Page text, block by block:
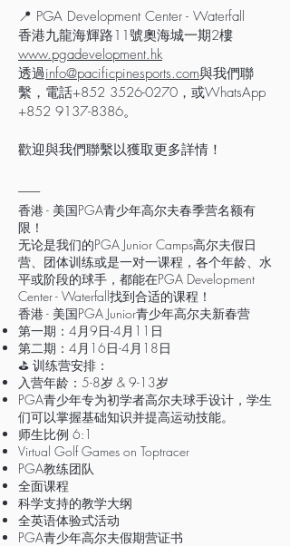
📍 PGA Development Center - Waterfall
香港九龍海輝路11號奧海城一期2樓
www.pgadevelopment.hk
透過info@pacificpinesports.com與我們聯
繫，電話+852 3526-0270 ，或WhatsApp
+852 9137-8386。
歡迎與我們聯繫以獲取更多詳情！
​--------
香港 - 美国PGA青少年高尔夫春季营名额有
限！
无论是我们的PGA Junior Camps高尔夫假日
营、团体训练或是一对一课程，各个年龄、水
平或阶段的球手，都能在PGA Development
Center - Waterfall找到合适的课程！
香港 - 美国PGA Junior青少年高尔夫新春营
第一期：4月9日-4月11日
第二期：4月16日-4月18日
⛳️ 训练营安排：
入营年龄：5-8岁 & 9-13岁
PGA青少年专为初学者高尔夫球手设计，学生
们可以掌握基础知识并提高运动技能。
师生比例 6:1
Virtual Golf Games on Toptracer
PGA教练团队
全面课程
科学支持的教学大纲
全英语体验式活动
PGA青少年高尔夫假期营证书